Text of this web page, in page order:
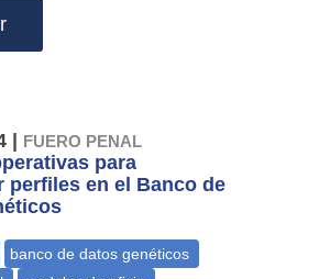
| FUERO PENAL
para
perfiles en el Banco de